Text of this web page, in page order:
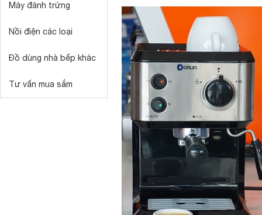
Máy đánh trứng
Nồi điện các loại
Đồ dùng nhà bếp khác
Tư vấn mua sắm